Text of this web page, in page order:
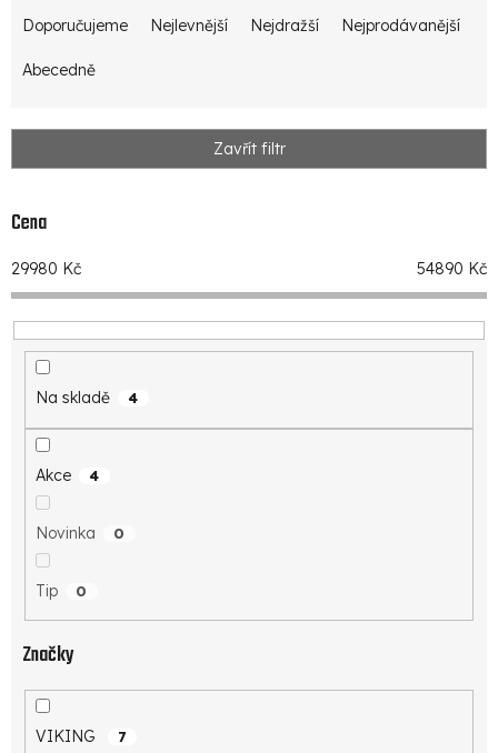
p
r
o
d
Doporučujeme Nejlevnější Nejdražší Nejprodávanější
Abecedně
Zavřít filtr
Cena
29980 Kč 54890 Kč
Na skladě 4
Akce 4
Novinka 0
Tip 0
Značky
VIKING 7